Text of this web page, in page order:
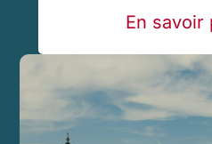
En savoir